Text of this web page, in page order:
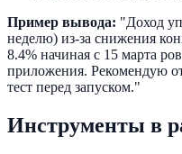
Пример вывода: "Доход
неделю) из-за снижения
8.4% начиная с 15 марта
приложения. Рекомендую
тест перед запуском."
Инструменты в